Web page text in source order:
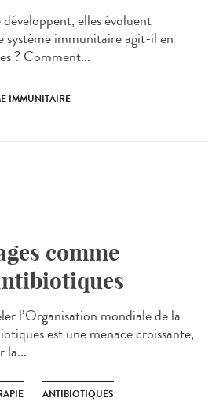
elles évoluent
immunitaire agit-il en
? Comment...
IMMUNITAIRE
comme
l’Organisation mondiale de la
est une menace croissante,
la...
ANTIBIOTIQUES